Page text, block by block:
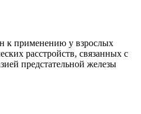
к применению у взрослых
расстройств, связанных с
предстательной железы